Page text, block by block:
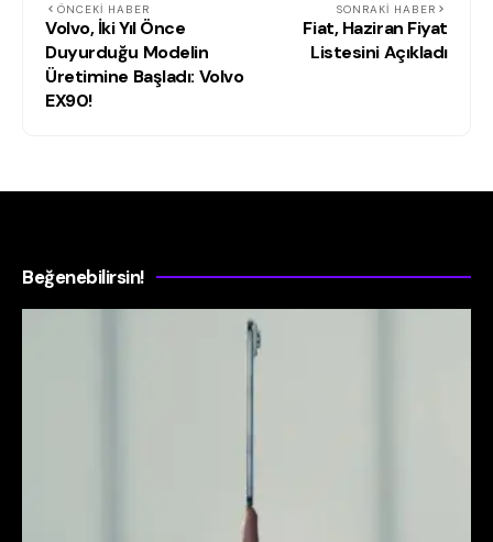
ÖNCEKI HABER
Volvo, İki Yıl Önce
Duyurduğu Modelin
Üretimine Başladı: Volvo
EX90!
SONRAKI HABER
Fiat, Haziran Fiyat
Listesini Açıkladı
Beğenebilirsin!